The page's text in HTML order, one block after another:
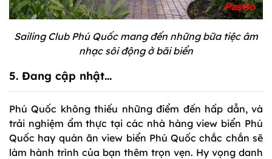
Sailing Club Phú Quốc mang đến những bữa tiệc âm
nhạc sôi động ở bãi biển
5. Đang cập nhật...
Phú Quốc không thiếu những điểm đến hấp dẫn, và
trải nghiệm ẩm thực tại các nhà hàng view biển Phú
Quốc hay quán ăn view biển Phú Quốc chắc chắn sẽ
làm hành trình của bạn thêm trọn vẹn. Hy vọng danh